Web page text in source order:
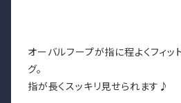
オーバルフープが指に程よくフィッ
グ。
指が長くスッキリ見せられます♪